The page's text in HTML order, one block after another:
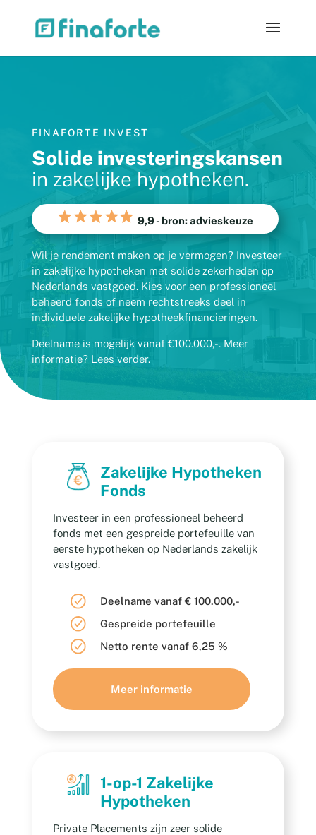
FINAFORTE INVEST
Solide investeringskansen
in zakelijke hypotheken.
9,9- bron: advieskeuze
Wil je rendement maken op je vermogen? Investeer
in zakelijke hypotheken met solide zekerheden op
Nederlands vastgoed. Kies voor een professioneel
beheerd fonds of neem rechtstreeks deel in
individuele zakelijke hypotheekfinancieringen.
Deelname is mogelijk vanaf €100.000,-. Meer
informatie? Lees verder.
Zakelijke Hypotheken
Fonds
Investeer in een professioneel beheerd
fonds met een gespreide portefeuille van
eerste hypotheken op Nederlands zakelijk
vastgoed.
Deelname vanaf € 100.000,-
Gespreide portefeuille
Netto rente vanaf 6,25 %
Meer informatie
1-op-1 Zakelijke
Hypotheken
Private Placements zijn zeer solide